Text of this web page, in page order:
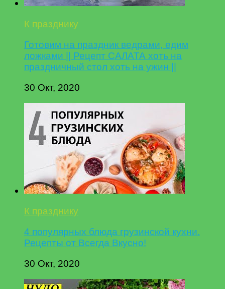
К празднику
Готовим на праздник ведрами, едим
ложками || Рецепт САЛАТА хоть на
праздничный стол хоть на ужин ||
30 Окт, 2020
К празднику
4 популярных блюда грузинской кухни.
Рецепты от Всегда Вкусно!
30 Окт, 2020